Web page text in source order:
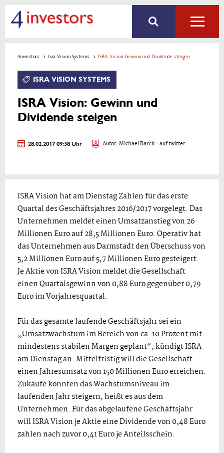
4investors Isra Vision Systems ISRA Vision: Gewinn und Dividende steigen
ISRA VISION SYSTEMS
ISRA Vision: Gewinn und
Dividende steigen
28.02.2017 09:38 Uhr Autor:Michael Barck- auf twitter
ISRA Vision hat am Dienstag Zahlen für das erste
Quartal des Geschäftsjahres 2016/2017 vorgelegt. Das
Unternehmen meldet einen Umsatzanstieg von 26
Millionen Euro auf 28,5 Millionen Euro. Operativ hat
das Unternehmen aus Darmstadt den Überschuss von
5,2 Millionen Euro auf 5,7 Millionen Euro gesteigert.
Je Aktie von ISRA Vision meldet die Gesellschaft
einen Quartalsgewinn von 0,88 Euro gegenüber 0,79
Euro im Vorjahresquartal.
Für das gesamte laufende Geschäftsjahr sei ein
„Umsatzwachstum im Bereich von ca. 10 Prozent mit
mindestens stabilen Margen geplant“, kündigt ISRA
am Dienstag an. Mittelfristig will die Gesellschaft
einen Jahresumsatz von 150 Millionen Euro erreichen.
Zukäufe könnten das Wachstumsniveau im
laufenden Jahr steigern, heißt es aus dem
Unternehmen. Für das abgelaufene Geschäftsjahr
will ISRA Vision je Aktie eine Dividende von 0,48 Euro
zahlen nach zuvor 0,41 Euro je Anteilsschein.